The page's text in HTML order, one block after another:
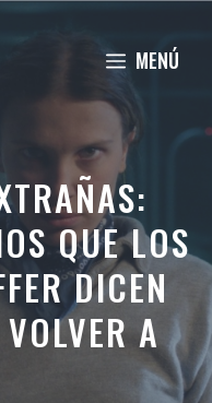
MENÚ
QUE LOS
DICEN
A